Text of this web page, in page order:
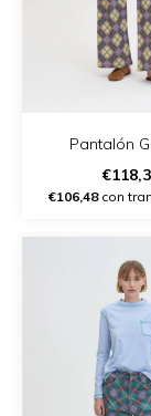
Pantalón
€106,48con